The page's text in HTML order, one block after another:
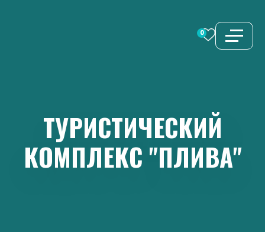
0
ТУРИСТИЧЕСКИЙ
КОМПЛЕКС "ПЛИВА"